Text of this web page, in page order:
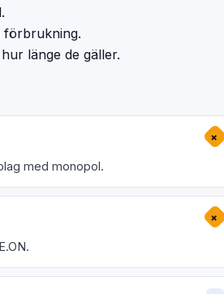
förbrukning.
länge de gäller.
+
med monopol.
+